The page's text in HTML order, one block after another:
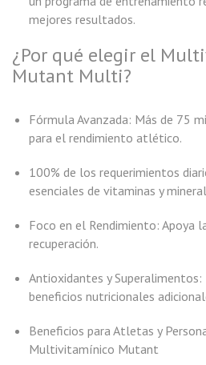
mejores resultados.
¿Por qué elegir el
Mutant Multi?
Fórmula Avanzada: Más de 75
para el rendimiento atlético.
100% de los requerimientos
esenciales de vitaminas y
Foco en el Rendimiento: Apoya
recuperación.
Antioxidantes y
beneficios nutricionales
Beneficios para Atletas y
Multivitamínico Mutant